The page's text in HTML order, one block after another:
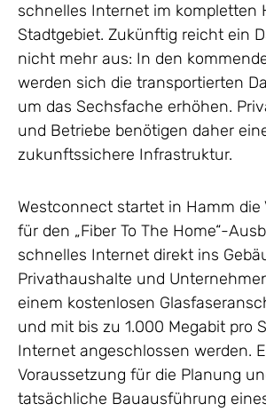
schnelles Internet im kompletten
Stadtgebiet. Zukünftig reicht ein
nicht mehr aus: In den
werden sich die transportierten
um das Sechsfache erhöhen.
und Betriebe benötigen daher
zukunftssichere Infrastruktur.
Westconnect startet in Hamm die
für den „Fiber To The Home“-
schnelles Internet direkt ins
Privathaushalte und
einem kostenlosen
und mit bis zu 1.000 Megabit pro
Internet angeschlossen werden.
Voraussetzung für die Planung
tatsächliche Bauausführung